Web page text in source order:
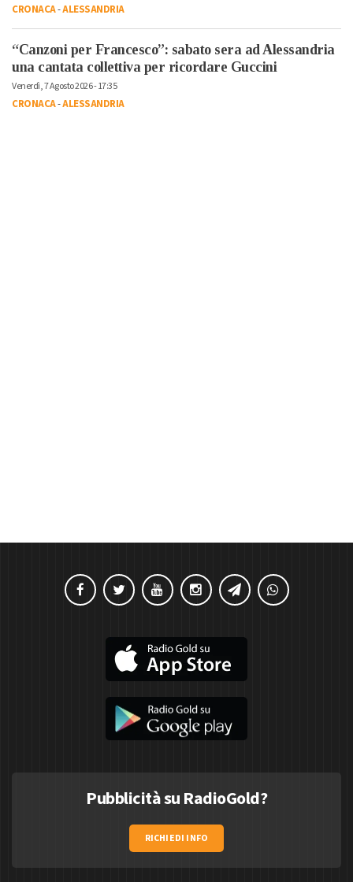
CRONACA-ALESSANDRIA
“Canzoni per Francesco”: sabato sera ad Alessandria
una cantata collettiva per ricordare Guccini
Venerdì, 7 Agosto 2026 - 17:35
CRONACA-ALESSANDRIA
Pubblicità su RadioGold?
RICHIEDI INFO